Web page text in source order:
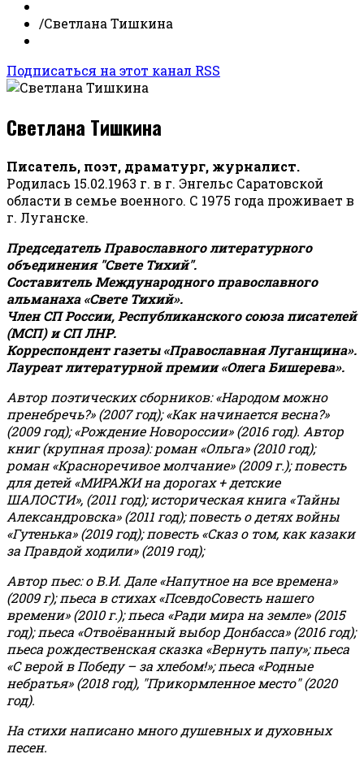
/Светлана Тишкина
Подписаться на этот канал RSS
Светлана Тишкина
Писатель, поэт, драматург, журналист.
Родилась 15.02.1963 г. в г. Энгельс Саратовской
области в семье военного. С 1975 года проживает в
г. Луганске.
Председатель Православного литературного
объединения "Свете Тихий".
Составитель Международного православного
альманаха «Свете Тихий».
Член СП России, Республиканского союза писателей
(МСП) и СП ЛНР.
Корреспондент газеты «Православная Луганщина».
Лауреат литературной премии «Олега Бишерева».
Автор поэтических сборников: «Народом можно
пренебречь?» (2007 год); «Как начинается весна?»
(2009 год); «Рождение Новороссии» (2016 год). Автор
книг (крупная проза): роман «Ольга» (2010 год);
роман «Красноречивое молчание» (2009 г.); повесть
для детей «МИРАЖИ на дорогах + детские
ШАЛОСТИ», (2011 год); историческая книга «Тайны
Александровска» (2011 год); повесть о детях войны
«Гутенька» (2019 год); повесть «Сказ о том, как казаки
за Правдой ходили» (2019 год);
Автор пьес: о В.И. Дале «Напутное на все времена»
(2009 г); пьеса в стихах «ПсевдоСовесть нашего
времени» (2010 г.); пьеса «Ради мира на земле» (2015
год); пьеса «Отвоёванный выбор Донбасса» (2016 год);
пьеса рождественская сказка «Вернуть папу»; пьеса
«С верой в Победу – за хлебом!»;пьеса «Родные
небратья» (2018 год), "Прикормленное место" (2020
год).
На стихи написано много душевных и духовных
песен.